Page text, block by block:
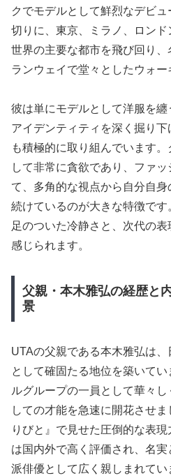
クでモデルとして鮮烈なデビ
切りに、東京、ミラノ、ロン
世界の主要な都市を飛び回り
ランウェイで堂々としたウォー
彼は単にモデルとして洋服を
アイデンティティを深く掘り
も積極的に取り組んでいます
して非常に貪欲であり、ファ
て、多角的な視点から自分自
続けているのが大きな特徴で
足のついた冷静さと、次代の
感じられます。
父親・本木雅弘の経歴と
景
UTAの父親である本木雅弘は
として確固たる地位を築いて
ルグループの一員として華々
しての才能を急速に開花させ
りびと』で見せた圧倒的な表
は国内外で高く評価され、名
派俳優として広く親しまれてい